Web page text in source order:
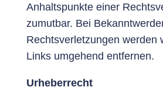
Anhaltspunkte einer
zumutbar. Bei
Rechtsverletzungen werden
Links umgehend entfernen.
Urheberrecht